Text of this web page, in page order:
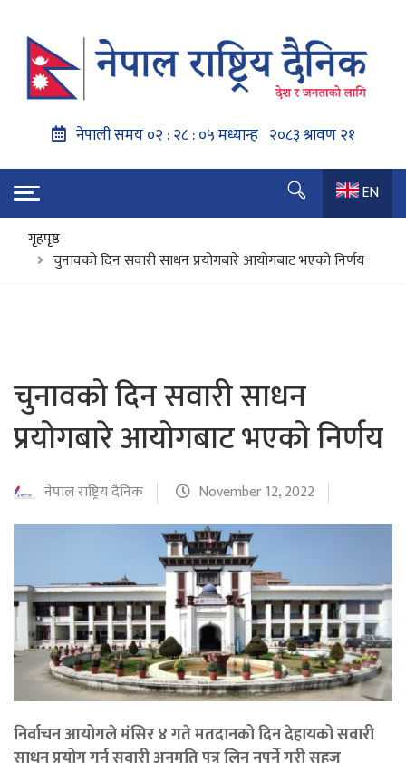
EN
गृहपृष्ठ
चुनावको दिन सवारी साधन प्रयोगबारे आयोगबाट भएको निर्णय
चुनावको दिन सवारी साधन
प्रयोगबारे आयोगबाट भएको निर्णय
नेपाल राष्ट्रिय दैनिक November 12, 2022
निर्वाचन आयोगले मंसिर ४ गते मतदानको दिन देहायको सवारी